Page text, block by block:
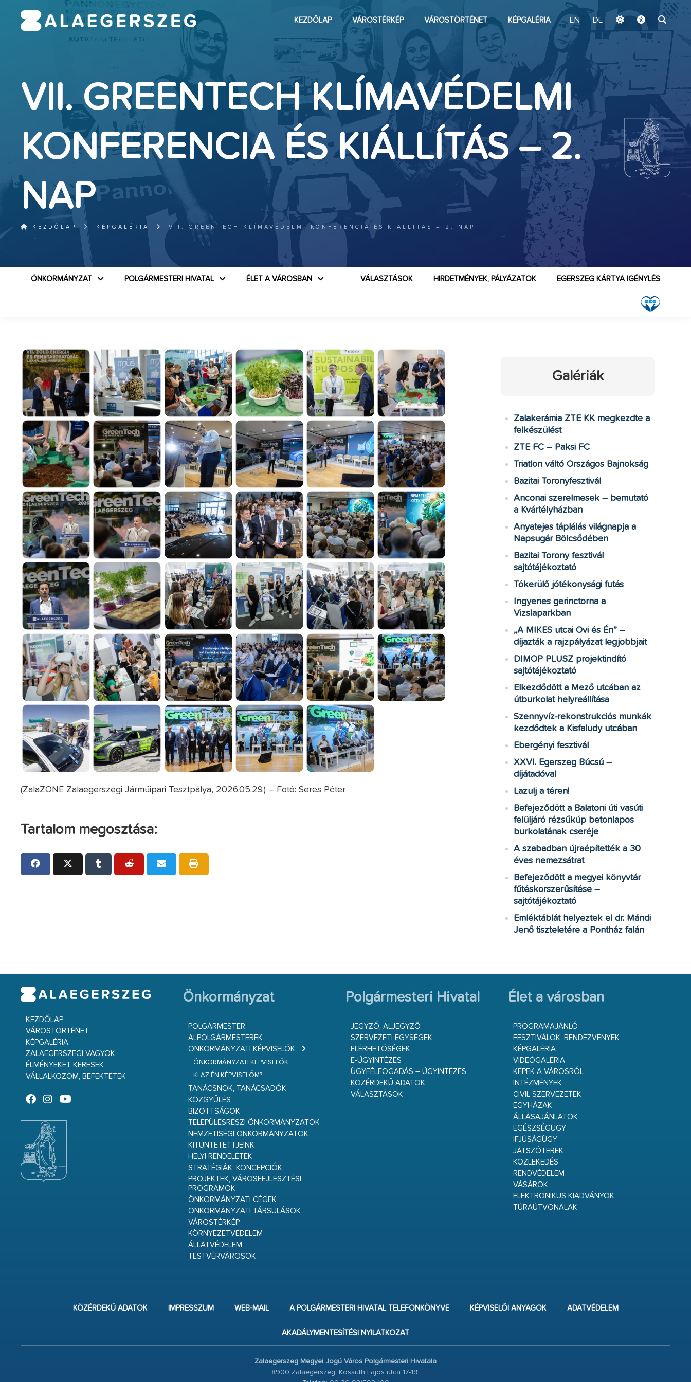
ugrás a fő tartalomhoz
KEZDŐLAP VÁROSTÉRKÉP VÁROSTÖRTÉNET KÉPGALÉRIA EN DE
VII. GREENTECH KLÍMAVÉDELMI
KONFERENCIA ÉS KIÁLLÍTÁS – 2.
NAP
KEZDŐLAP KÉPGALÉRIA VII. GREENTECH KLÍMAVÉDELMI KONFERENCIA ÉS KIÁLLÍTÁS – 2. NAP
ÖNKORMÁNYZAT POLGÁRMESTERI HIVATAL ÉLET A VÁROSBAN EGERSZEG KÁRTYA IGÉNYLÉS
HIRDETMÉNYEK, PÁLYÁZATOK
VÁLASZTÁSOK
(ZalaZONE Zalaegerszegi Járműipari Tesztpálya, 2026.05.29.) – Fotó: Seres Péter
Tartalom megosztása:
Galériák
Zalakerámia ZTE KK megkezdte a
felkészülést
ZTE FC – Paksi FC
Triatlon váltó Országos Bajnokság
Bazitai Toronyfesztivál
Anconai szerelmesek – bemutató
a Kvártélyházban
Anyatejes táplálás világnapja a
Napsugár Bölcsődében
Bazitai Torony fesztivál
sajtótájékoztató
Tókerülő jótékonysági futás
Ingyenes gerinctorna a
Vizslaparkban
„A MIKES utcai Ovi és Én” –
díjazták a rajzpályázat legjobbjait
DIMOP PLUSZ projektindító
sajtótájékoztató
Elkezdődött a Mező utcában az
útburkolat helyreállítása
Szennyvíz-rekonstrukciós munkák
kezdődtek a Kisfaludy utcában
Ebergényi fesztivál
XXVI. Egerszeg Búcsú –
díjátadóval
Lazulj a téren!
Befejeződött a Balatoni úti vasúti
felüljáró rézsűkúp betonlapos
burkolatának cseréje
A szabadban újraépítették a 30
éves nemezsátrat
Befejeződött a megyei könyvtár
fűtéskorszerűsítése –
sajtótájékoztató
Emléktáblát helyeztek el dr. Mándi
Jenő tiszteletére a Pontház falán
KEZDŐLAP
VÁROSTÖRTÉNET
KÉPGALÉRIA
ZALAEGERSZEGI VAGYOK
ÉLMÉNYEKET KERESEK
VÁLLALKOZOM, BEFEKTETEK
Önkormányzat
POLGÁRMESTER
ALPOLGÁRMESTEREK
ÖNKORMÁNYZATI KÉPVISELŐK
ÖNKORMÁNYZATI KÉPVISELŐK
KI AZ ÉN KÉPVISELŐM?
TANÁCSNOK, TANÁCSADÓK
KÖZGYŰLÉS
BIZOTTSÁGOK
TELEPÜLÉSRÉSZI ÖNKORMÁNYZATOK
NEMZETISÉGI ÖNKORMÁNYZATOK
KITÜNTETETTJEINK
HELYI RENDELETEK
STRATÉGIÁK, KONCEPCIÓK
PROJEKTEK, VÁROSFEJLESZTÉSI
PROGRAMOK
ÖNKORMÁNYZATI CÉGEK
ÖNKORMÁNYZATI TÁRSULÁSOK
VÁROSTÉRKÉP
KÖRNYEZETVÉDELEM
ÁLLATVÉDELEM
TESTVÉRVÁROSOK
Polgármesteri Hivatal
JEGYZŐ, ALJEGYZŐ
SZERVEZETI EGYSÉGEK
ELÉRHETŐSÉGEK
E-ÜGYINTÉZÉS
ÜGYFÉLFOGADÁS – ÜGYINTÉZÉS
KÖZÉRDEKŰ ADATOK
VÁLASZTÁSOK
Élet a városban
PROGRAMAJÁNLÓ
FESZTIVÁLOK, RENDEZVÉNYEK
KÉPGALÉRIA
VIDEÓGALÉRIA
KÉPEK A VÁROSRÓL
INTÉZMÉNYEK
CIVIL SZERVEZETEK
EGYHÁZAK
ÁLLÁSAJÁNLATOK
EGÉSZSÉGÜGY
IFJÚSÁGÜGY
JÁTSZÓTEREK
KÖZLEKEDÉS
RENDVÉDELEM
VÁSÁROK
ELEKTRONIKUS KIADVÁNYOK
TÚRAÚTVONALAK
KÖZÉRDEKŰ ADATOK IMPRESSZUM WEB-MAIL A POLGÁRMESTERI HIVATAL TELEFONKÖNYVE KÉPVISELŐI ANYAGOK ADATVÉDELEM
AKADÁLYMENTESÍTÉSI NYILATKOZAT
Zalaegerszeg Megyei Jogú Város Polgármesteri Hivatala
8900 Zalaegerszeg, Kossuth Lajos utca 17-19.